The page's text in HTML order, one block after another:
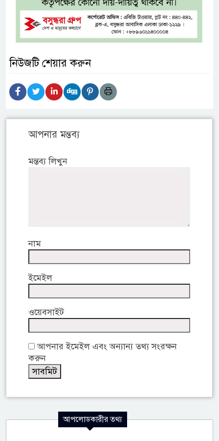
নিউজটি শেয়ার করুন
আপনার মন্তব্য
মন্তব্য লিখুন
নাম
ইমেইল
ওয়েবসাইট
আপনার ইমেইল এবং অন্যান্য তথ্য সংরক্ষন
করুন
আপলোডকারীর তথ্য